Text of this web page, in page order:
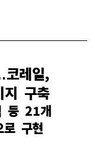
코레일,
지 구축
등 21개
로 구현